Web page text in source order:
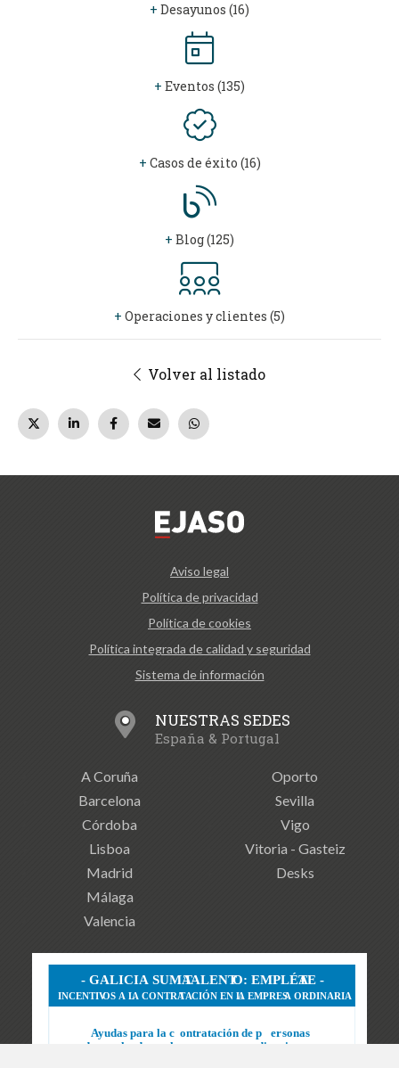
+ Desayunos (16)
+ Eventos (135)
+ Casos de éxito (16)
+ Blog (125)
+ Operaciones y clientes (5)
Volver al listado
Aviso legal
Política de privacidad
Política de cookies
Política integrada de calidad y seguridad
Sistema de información
NUESTRAS SEDES
España & Portugal
A Coruña
Barcelona
Córdoba
Lisboa
Madrid
Málaga
Valencia
Oporto
Sevilla
Vigo
Vitoria - Gasteiz
Desks